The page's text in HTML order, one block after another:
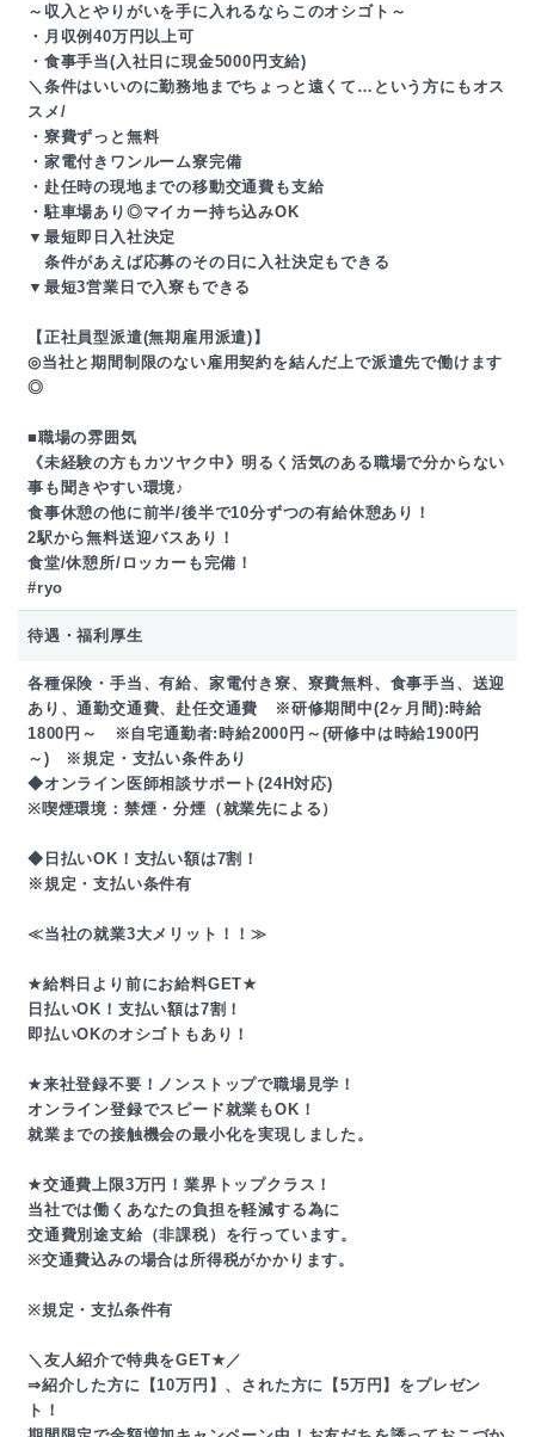
～収入とやりがいを手に入れるならこのオシゴト～
・月収例40万円以上可
・食事手当(入社日に現金5000円支給)
＼条件はいいのに勤務地までちょっと遠くて…という方にもオス
スメ/
・寮費ずっと無料
・家電付きワンルーム寮完備
・赴任時の現地までの移動交通費も支給
・駐車場あり◎マイカー持ち込みOK
▼最短即日入社決定
条件があえば応募のその日に入社決定もできる
▼最短3営業日で入寮もできる
【正社員型派遣(無期雇用派遣)】
◎当社と期間制限のない雇用契約を結んだ上で派遣先で働けます
◎
■職場の雰囲気
《未経験の方もカツヤク中》明るく活気のある職場で分からない
事も聞きやすい環境♪
食事休憩の他に前半/後半で10分ずつの有給休憩あり！
2駅から無料送迎バスあり！
食堂/休憩所/ロッカーも完備！
#ryo
待遇・福利厚生
各種保険・手当、有給、家電付き寮、寮費無料、食事手当、送迎
あり、通勤交通費、赴任交通費 ※研修期間中(2ヶ月間):時給
1800円～ ※自宅通勤者:時給2000円～(研修中は時給1900円
～) ※規定・支払い条件あり
◆オンライン医師相談サポート(24H対応)
※喫煙環境：禁煙・分煙（就業先による）
◆日払いOK！支払い額は7割！
※規定・支払い条件有
≪当社の就業3大メリット！！≫
★給料日より前にお給料GET★
日払いOK！支払い額は7割！
即払いOKのオシゴトもあり！
★来社登録不要！ノンストップで職場見学！
オンライン登録でスピード就業もOK！
就業までの接触機会の最小化を実現しました。
★交通費上限3万円！業界トップクラス！
当社では働くあなたの負担を軽減する為に
交通費別途支給（非課税）を行っています。
※交通費込みの場合は所得税がかかります。
※規定・支払条件有
＼友人紹介で特典をGET★／
⇒紹介した方に【10万円】、された方に【5万円】をプレゼン
ト！